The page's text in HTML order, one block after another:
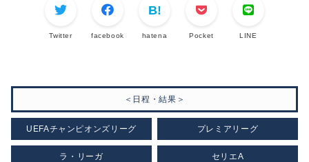
Twitter facebook hatena Pocket LINE
＜日程・結果＞
UEFAチャンピオンズリーグ プレミアリーグ
ラ・リーガ セリエA